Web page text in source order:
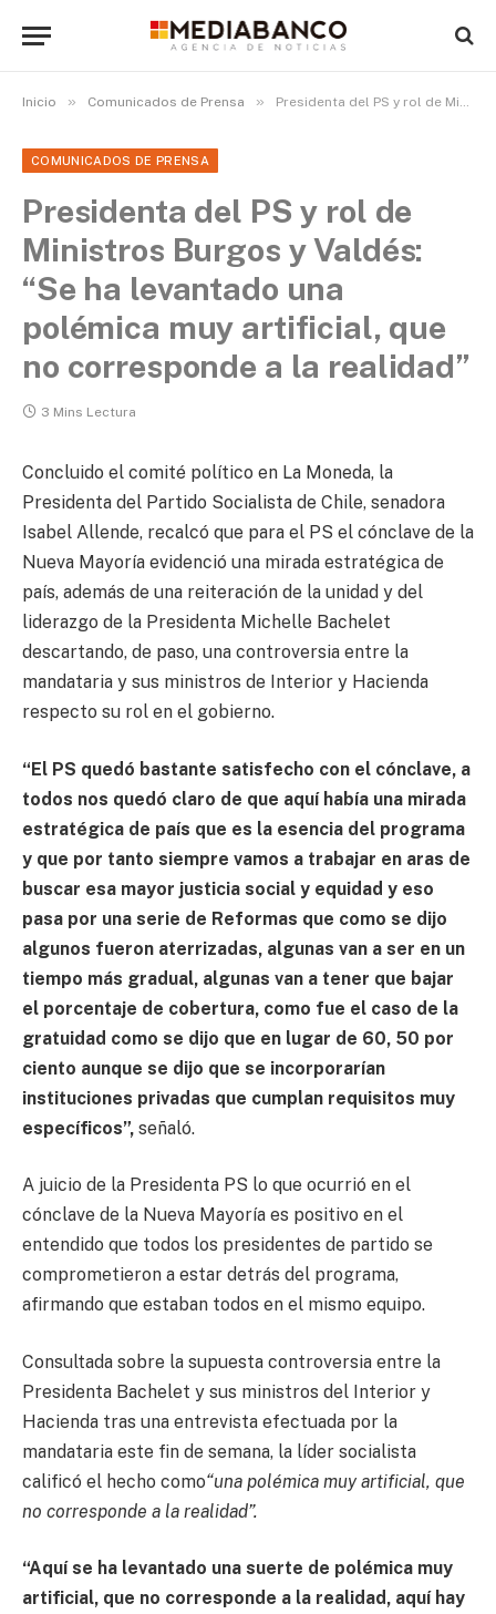
Inicio » Comunicados de Prensa » Presidenta del PS y rol de Ministros Burgos y Valdés: “Se ha levantado una polémica muy artificial, que no corresponde a la realidad”
COMUNICADOS DE PRENSA
Presidenta del PS y rol de
Ministros Burgos y Valdés:
“Se ha levantado una
polémica muy artificial, que
no corresponde a la realidad”
3 Mins Lectura
Concluido el comité político en La Moneda, la
Presidenta del Partido Socialista de Chile, senadora
Isabel Allende, recalcó que para el PS el cónclave de la
Nueva Mayoría evidenció una mirada estratégica de
país, además de una reiteración de la unidad y del
liderazgo de la Presidenta Michelle Bachelet
descartando, de paso, una controversia entre la
mandataria y sus ministros de Interior y Hacienda
respecto su rol en el gobierno.
“El PS quedó bastante satisfecho con el cónclave, a
todos nos quedó claro de que aquí había una mirada
estratégica de país que es la esencia del programa
y que por tanto siempre vamos a trabajar en aras de
buscar esa mayor justicia social y equidad y eso
pasa por una serie de Reformas que como se dijo
algunos fueron aterrizadas, algunas van a ser en un
tiempo más gradual, algunas van a tener que bajar
el porcentaje de cobertura, como fue el caso de la
gratuidad como se dijo que en lugar de 60, 50 por
ciento aunque se dijo que se incorporarían
instituciones privadas que cumplan requisitos muy
específicos”, señaló.
A juicio de la Presidenta PS lo que ocurrió en el
cónclave de la Nueva Mayoría es positivo en el
entendido que todos los presidentes de partido se
comprometieron a estar detrás del programa,
afirmando que estaban todos en el mismo equipo.
Consultada sobre la supuesta controversia entre la
Presidenta Bachelet y sus ministros del Interior y
Hacienda tras una entrevista efectuada por la
mandataria este fin de semana, la líder socialista
calificó el hecho como“una polémica muy artificial, que
no corresponde a la realidad”.
“Aquí se ha levantado una suerte de polémica muy
artificial, que no corresponde a la realidad, aquí hay